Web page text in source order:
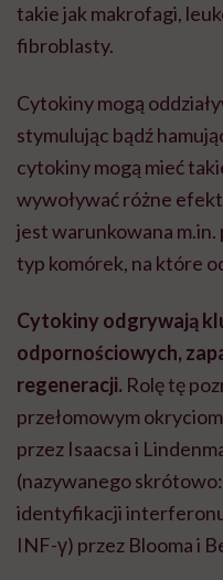
takie jak makrofagi,
fibroblasty.
Cytokiny mogą
stymulując bądź
cytokiny mogą mieć
wywoływać różne
jest warunkowana m.in.
typ komórek, na które
Cytokiny odgrywają
odpornościowych,
regeneracji. Rolę tę
przełomowym
przez Isaacsa i
(nazywanego
identyfikacji
INF-γ) przez Blooma i